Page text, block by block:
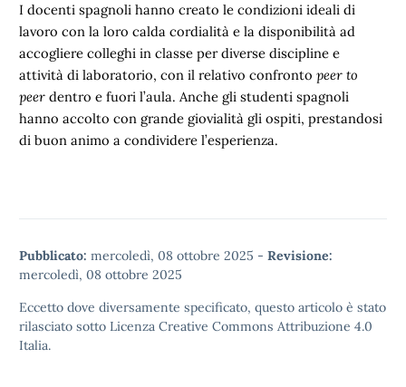
I docenti spagnoli hanno creato le condizioni ideali di
lavoro con la loro calda cordialità e la disponibilità ad
accogliere colleghi in classe per diverse discipline e
attività di laboratorio, con il relativo confronto peer to
peer dentro e fuori l’aula. Anche gli studenti spagnoli
hanno accolto con grande giovialità gli ospiti, prestandosi
di buon animo a condividere l’esperienza.
Pubblicato: mercoledì, 08 ottobre 2025 - Revisione:
mercoledì, 08 ottobre 2025
Eccetto dove diversamente specificato, questo articolo è stato
rilasciato sotto Licenza Creative Commons Attribuzione 4.0
Italia.